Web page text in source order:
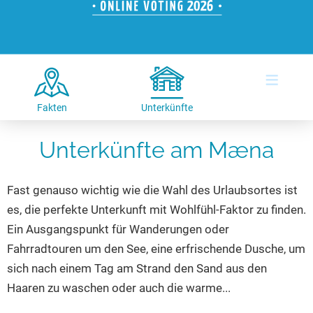
Radtouren am See
Kitesurfen
Kanu- & Kajaktouren
Badeseen in Deutschland
Wellness am See
Romantik Hotels
Urlaub an der Küste
Unterkünfte
Hotels am See
Ferienwohnungen
Camping
Kanu- & Kajak-Urlaub
Wanderurlaub
Bikeurlaub
Auszeit & Wellness
Camping am See
Top-Hotels
Top-Hotel Empfehlungen
Familienhotels
Wellness-Hotels
Biohotels
Ausgefallenes
Häuser auf dem Wasser
Hundefreundliche Unterkünfte
Seen in Deutschland
Seen in Europa
Strandbad-Verzeichnis
Überwachte Badestellen
Unsere See-Highlights
Deutschlands schönste Seen
Top Seen nach Bundesländern
Top Seen nach Regionen
Deutschlands Lieblingsseen
Fakten Unterkünfte
≡
Unterkünfte am Mæna
Fast genauso wichtig wie die Wahl des Urlaubsortes ist
es, die perfekte Unterkunft mit Wohlfühl-Faktor zu finden.
Ein Ausgangspunkt für Wanderungen oder
Fahrradtouren um den See, eine erfrischende Dusche, um
sich nach einem Tag am Strand den Sand aus den
Haaren zu waschen oder auch die warme...